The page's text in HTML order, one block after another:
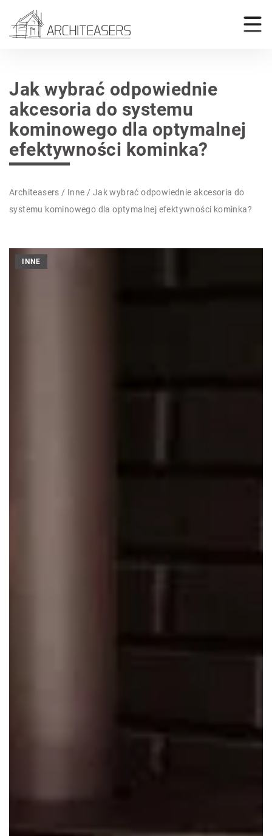
Jak wybrać odpowiednie
akcesoria do systemu
kominowego dla optymalnej
efektywności kominka?
Architeasers / Inne / Jak wybrać odpowiednie akcesoria do
systemu kominowego dla optymalnej efektywności kominka?
INNE